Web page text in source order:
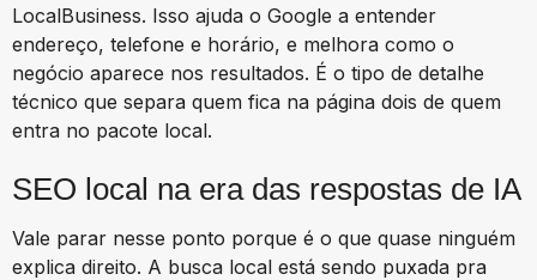
LocalBusiness. Isso ajuda o Google a entender
endereço, telefone e horário, e melhora como o
negócio aparece nos resultados. É o tipo de detalhe
técnico que separa quem fica na página dois de quem
entra no pacote local.
SEO local na era das respostas de IA
Vale parar nesse ponto porque é o que quase ninguém
explica direito. A busca local está sendo puxada pra